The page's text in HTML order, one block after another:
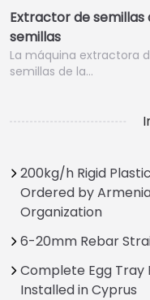
Extractor de
semillas
La máquina extractora
semillas de la…
200kg/h Rigid
Ordered by
Organization
6-20mm Rebar
Complete Egg Tray
Installed in Cyprus